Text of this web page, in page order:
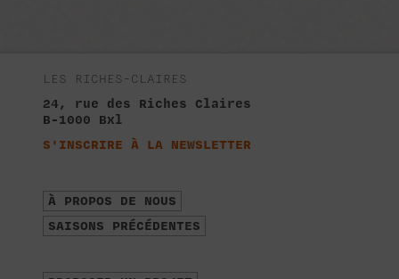
LES RICHES-CLAIRES
24, rue des Riches Claires
B-1000 Bxl
S'INSCRIRE À LA NEWSLETTER
À PROPOS DE NOUS
SAISONS PRÉCÉDENTES